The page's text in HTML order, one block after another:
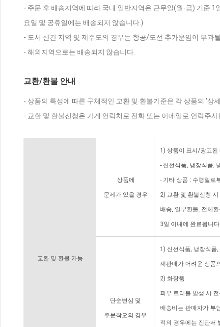
- 주문 후 배송지역에 따라 국내 일반지역은 근무일(월-금) 기준
요일 및 공휴일에는 배송되지 않습니다.)
- 도서 산간 지역 및 제주도의 경우는 항공/도선 추가운임이 부과
- 해외지역으로는 배송되지 않습니다.
교환/환불 안내
- 상품의 특성에 따른 구체적인 교환 및 환불기준은 각 상품의 '상
- 교환 및 환불신청은 가게 연락처로 전화 또는 이메일로 연락주
교환 및 환불 가능
상품에
문제가 있을 경우
1) 상품이 표시/광고된
- 신선식품, 냉장식품,
- 기타 상품 : 수령일로
2) 교환 및 환불신청
배송, 일부환불, 전체
3일 이내에 완료됩니
단순변심 및
주문착오의 경우
1) 신선식품, 냉장식품
재판매가 어려운 상품
2) 화장품
피부 트러블 발생 시
배송비는 판매자가 부
적의 경우에는 진단서